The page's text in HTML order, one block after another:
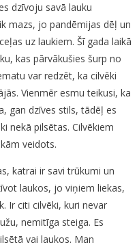
dzīvoju savā lauku
mazs, jo pandēmijas dēļ un
uz laukiem. Šī gada laikā
kas pārvākušies šurp no
var redzēt, ka cilvēki
Vienmēr esmu teikusi, ka
gan dzīves stils, tādēļ es
nekā pilsētas. Cilvēkiem
veidots.
katrai ir savi trūkumi un
laukos, jo viņiem liekas,
Ir citi cilvēki, kuri nevar
nemitīga steiga. Es
vai laukos. Man